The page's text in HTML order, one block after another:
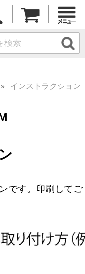
インストラクション
です。印刷してご